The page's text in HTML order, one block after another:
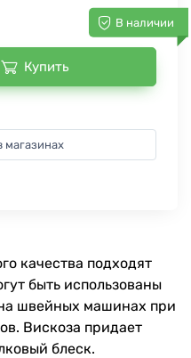
В наличии
Купить
магазинах
качества подходят
быть использованы
швейных машинах при
Вискоза придает
блеск.